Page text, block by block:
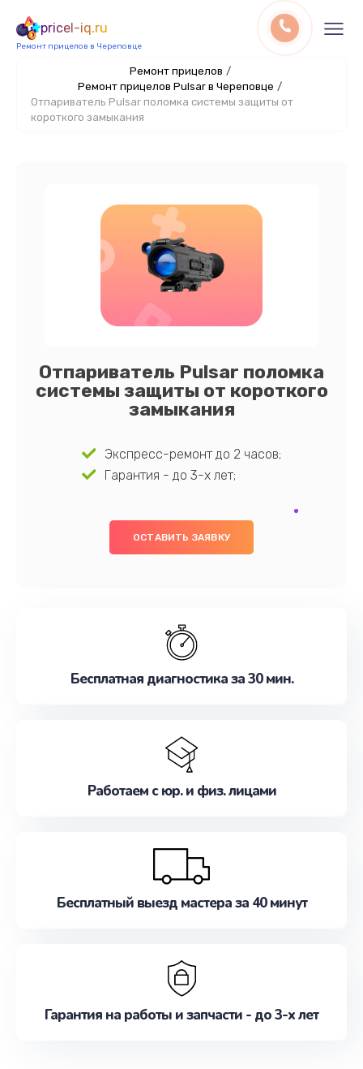
pricel-iq.ru
Ремонт прицелов в Череповце
Ремонт прицелов /
Ремонт прицелов Pulsar в Череповце /
Отпариватель Pulsar поломка системы защиты от
короткого замыкания
Отпариватель Pulsar поломка
системы защиты от короткого
замыкания
Экспресс-ремонт до 2 часов;
Гарантия - до 3-х лет;
ОСТАВИТЬ ЗАЯВКУ
Бесплатная диагностика за 30 мин.
Работаем с юр. и физ. лицами
Бесплатный выезд мастера за 40 минут
Гарантия на работы и запчасти - до 3-х лет